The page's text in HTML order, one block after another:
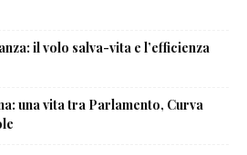
il volo salva-vita e l’efficienza
una vita tra Parlamento, Curva